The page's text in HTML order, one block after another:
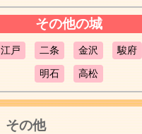
その他の城
江戸 二条 金沢 駿府
明石 高松
その他